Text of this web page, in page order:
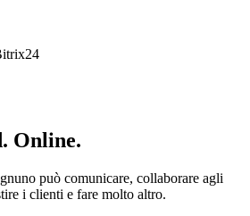
Online.
può comunicare, collaborare agli
i clienti e fare molto altro.